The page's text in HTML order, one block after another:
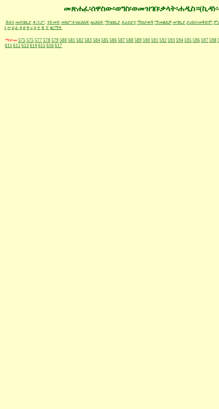
ሽፋን መታሰቢያ ቀ.ኀ.ሥ. ኅትመት መክሥተ፡አርእስት አርእስት ማሳሰቢያ ደራስያን ማስታወሻ ማመልከቻ መግቢያ ታሪክና፡መቅድም
ነ ሠ ዐ ፈ ጸ ፀ ቀ ረ ሰ ተ ጰ ፐ ዕርማት
ማይ፡መ 575 575 577 578 579 580 581 582 583 584 585 586 587 588 589 590 591 592 593 594 595 596 597 598
611 612 613 614 615 616 617